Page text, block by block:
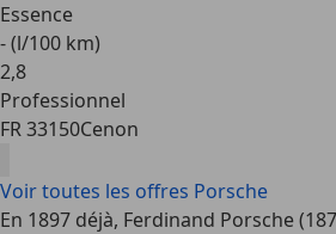
Essence
- (l/100 km)
2,8
Professionnel
FR 33150Cenon
Voir toutes les offres Porsche
En 1897 déjà, Ferdinand Porsche